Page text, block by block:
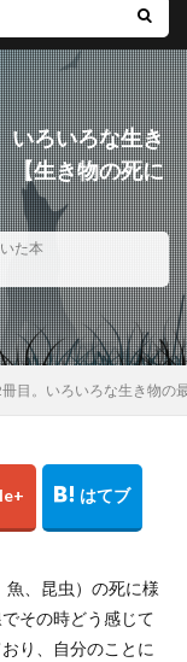
いろいろな生き
【生き物の死に
た本
目。いろいろな生き物の
、昆虫）の死に様
その時どう感じて
り、自分のことに